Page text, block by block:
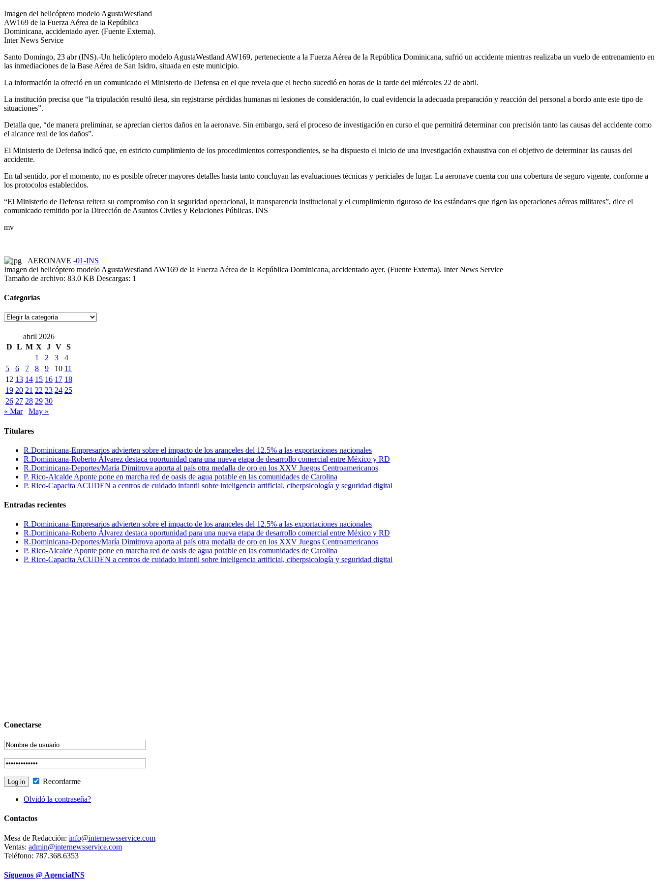
Imagen del helicóptero modelo AgustaWestland
AW169 de la Fuerza Aérea de la República
Dominicana, accidentado ayer. (Fuente Externa).
Inter News Service
Santo Domingo, 23 abr (INS).-Un helicóptero modelo AgustaWestland AW169, perteneciente a la Fuerza Aérea de la República Dominicana, sufrió un accidente mientras realizaba un vuelo de entrenamiento en
las inmediaciones de la Base Aérea de San Isidro, situada en este municipio.
La información la ofreció en un comunicado el Ministerio de Defensa en el que revela que el hecho sucedió en horas de la tarde del miércoles 22 de abril.
La institución precisa que “la tripulación resultó ilesa, sin registrarse pérdidas humanas ni lesiones de consideración, lo cual evidencia la adecuada preparación y reacción del personal a bordo ante este tipo de
situaciones”.
Detalla que, “de manera preliminar, se aprecian ciertos daños en la aeronave. Sin embargo, será el proceso de investigación en curso el que permitirá determinar con precisión tanto las causas del accidente como
el alcance real de los daños”.
El Ministerio de Defensa indicó que, en estricto cumplimiento de los procedimientos correspondientes, se ha dispuesto el inicio de una investigación exhaustiva con el objetivo de determinar las causas del
accidente.
En tal sentido, por el momento, no es posible ofrecer mayores detalles hasta tanto concluyan las evaluaciones técnicas y periciales de lugar. La aeronave cuenta con una cobertura de seguro vigente, conforme a
los protocolos establecidos.
“El Ministerio de Defensa reitera su compromiso con la seguridad operacional, la transparencia institucional y el cumplimiento riguroso de los estándares que rigen las operaciones aéreas militares”, dice el
comunicado remitido por la Dirección de Asuntos Civiles y Relaciones Públicas. INS
mv
AERONAVE -01-INS
Imagen del helicóptero modelo AgustaWestland AW169 de la Fuerza Aérea de la República Dominicana, accidentado ayer. (Fuente Externa). Inter News Service
Tamaño de archivo: 83.0 KB Descargas: 1
Categorías
Categorías
abril 2026
D L M X J V S
1
2 3
4
5
6 7 8 9 10 11
12 13 14 15 16 17 18
19 20 21 22 23 24 25
26 27 28 29 30
« Mar
May »
Titulares
R.Dominicana-Empresarios advierten sobre el impacto de los aranceles del 12.5% a las exportaciones nacionales
R.Dominicana-Roberto Álvarez destaca oportunidad para una nueva etapa de desarrollo comercial entre México y RD
R.Dominicana-Deportes/María Dimitrova aporta al país otra medalla de oro en los XXV Juegos Centroamericanos
P. Rico-Alcalde Aponte pone en marcha red de oasis de agua potable en las comunidades de Carolina
P. Rico-Capacita ACUDEN a centros de cuidado infantil sobre inteligencia artificial, ciberpsicología y seguridad digital
Entradas recientes
R.Dominicana-Empresarios advierten sobre el impacto de los aranceles del 12.5% a las exportaciones nacionales
R.Dominicana-Roberto Álvarez destaca oportunidad para una nueva etapa de desarrollo comercial entre México y RD
R.Dominicana-Deportes/María Dimitrova aporta al país otra medalla de oro en los XXV Juegos Centroamericanos
P. Rico-Alcalde Aponte pone en marcha red de oasis de agua potable en las comunidades de Carolina
P. Rico-Capacita ACUDEN a centros de cuidado infantil sobre inteligencia artificial, ciberpsicología y seguridad digital
Conectarse
Recordarme
Olvidó la contraseña?
Contactos
Mesa de Redacción: info@internewsservice.com
Ventas: admin@internewsservice.com
Teléfono: 787.368.6353
Síguenos @ AgenciaINS